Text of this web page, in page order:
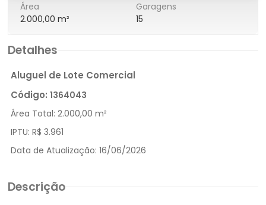
Área
2.000,00 m²
Garagens
15
Detalhes
Aluguel de Lote Comercial
Código: 1364043
Área Total: 2.000,00 m²
IPTU: R$ 3.961
Data de Atualização: 16/06/2026
Descrição